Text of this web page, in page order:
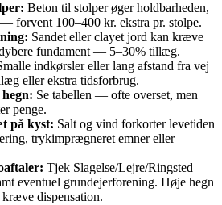
Beton til stolper øger holdbarheden,
forvent 100–400 kr. ekstra pr. stolpe.
Sandet eller clayet jord kan kræve
fundament — 5–30% tillæg.
indkørsler eller lang afstand fra vej
eller ekstra tidsforbrug.
Se tabellen — ofte overset, men
penge.
på kyst: Salt og vind forkorter levetiden
trykimprægneret emner eller
Tjek Slagelse/Lejre/Ringsted
eventuel grundejerforening. Høje hegn
dispensation.